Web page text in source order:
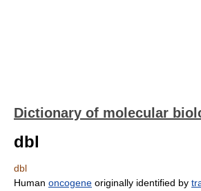
Dictionary of molecular
dbl
dbl
Human oncogene originally identified by